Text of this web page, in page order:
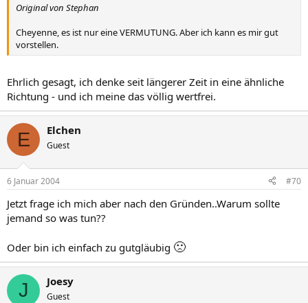
Original von Stephan
Cheyenne, es ist nur eine VERMUTUNG. Aber ich kann es mir gut
vorstellen.
Ehrlich gesagt, ich denke seit längerer Zeit in eine ähnliche
Richtung - und ich meine das völlig wertfrei.
E Elchen
Guest
6 Januar 2004 #70
Jetzt frage ich mich aber nach den Gründen..Warum sollte
jemand so was tun??
Oder bin ich einfach zu gutgläubig 🙁
J Joesy
Guest